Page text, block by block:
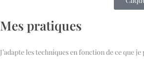
Mes pratiques
J’adapte les techniques en fonction de ce que